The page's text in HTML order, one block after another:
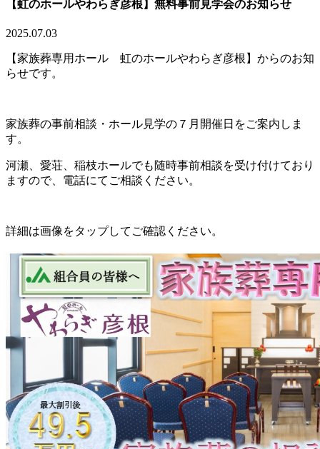
【虹のホールやわらぎ彦根】無料事前見学会のお知らせ
2025.07.03
【家族葬専用ホール 虹のホールやわらぎ彦根】からのお知
らせです。
家族葬の事前相談・ホール見学の７月開催日をご案内しま
す。
河瀬、愛荘、稲枝ホールでも随時事前相談を受け付けており
ますので、電話にてご相談ください。
詳細は画像をタップしてご確認ください。